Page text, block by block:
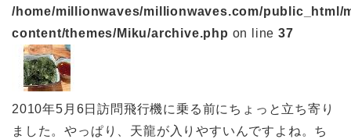
/home/millionwaves/millionwaves.com/public_html/
content/themes/Miku/archive.php on line37
2010年5月6日訪問飛行機に乗る前にちょっと立ち寄り
ました。やっぱり、天龍が入りやすいんですよね。ち